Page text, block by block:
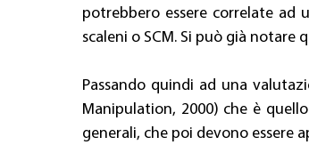
potrebbero essere correlate ad
scaleni o SCM. Si può già notare
Passando quindi ad una
Manipulation, 2000) che è
generali, che poi devono essere